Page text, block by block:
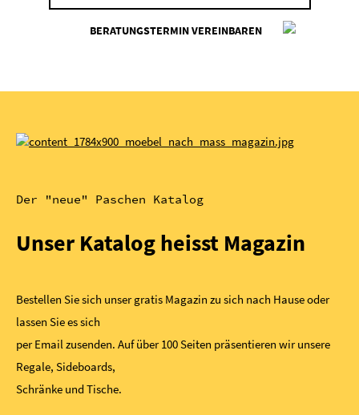
BERATUNGSTERMIN VEREINBAREN
Der "neue" Paschen Katalog
Unser Katalog heisst Magazin
Bestellen Sie sich unser gratis Magazin zu sich nach Hause oder
lassen Sie es sich
per Email zusenden. Auf über 100 Seiten präsentieren wir unsere
Regale, Sideboards,
Schränke und Tische.